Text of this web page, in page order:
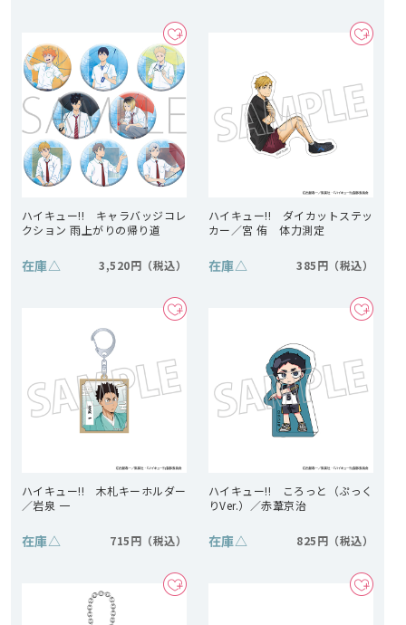
ハイキュー!! キャラバッジコレ
クション 雨上がりの帰り道
在庫△ 3,520円
ハイキュー!! ダイカットステッ
カー／宮 侑 体力測定
在庫△ 385円
ハイキュー!! 木札キーホルダー
／岩泉 一
在庫△ 715円
ハイキュー!! ころっと（ぷっく
りVer.）／赤葦京治
在庫△ 825円